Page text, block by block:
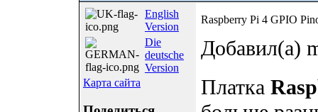
English
Version
Die
deutsche
Version
Карта сайта
Raspberry Pi 4 GPIO
Добавил(а)
Платка